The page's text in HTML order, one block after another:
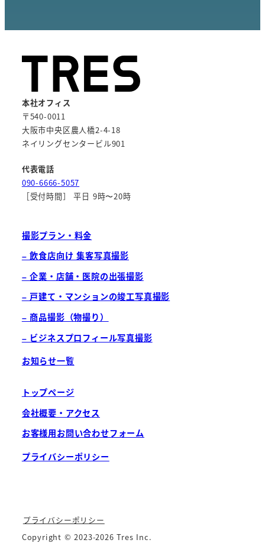
本社オフィス
〒540-0011
大阪市中央区農人橋2-4-18
ネイリングセンタービル901
代表電話
090-6666-5057
［受付時間］ 平日 9時〜20時
撮影プラン・料金
– 飲食店向け 集客写真撮影
– 企業・店舗・医院の出張撮影
– 戸建て・マンションの竣工写真撮影
– 商品撮影（物撮り）
– ビジネスプロフィール写真撮影
お知らせ一覧
トップページ
会社概要・アクセス
お客様用お問い合わせフォーム
プライバシーポリシー
プライバシーポリシー
Copyright © 2023-2026 Tres Inc.